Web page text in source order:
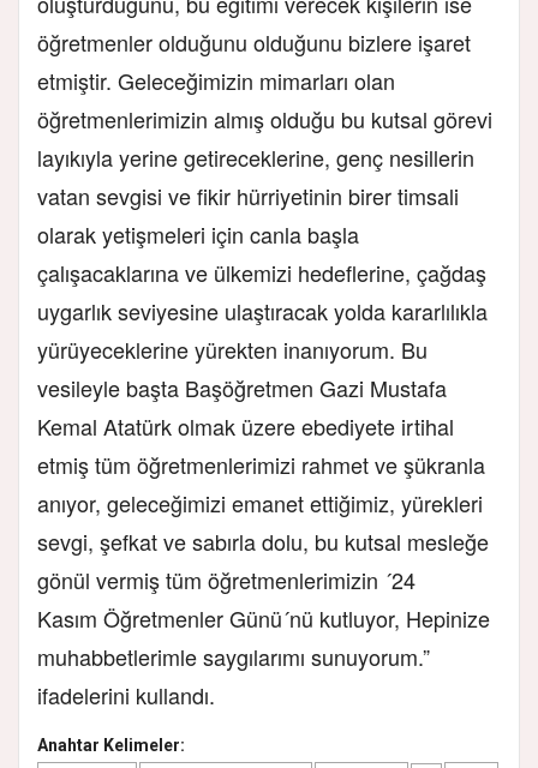
öğretmenler olduğunu olduğunu bizlere işaret
etmiştir. Geleceğimizin mimarları olan
öğretmenlerimizin almış olduğu bu kutsal görevi
layıkıyla yerine getireceklerine, genç nesillerin
vatan sevgisi ve fikir hürriyetinin birer timsali
olarak yetişmeleri için canla başla
çalışacaklarına ve ülkemizi hedeflerine, çağdaş
uygarlık seviyesine ulaştıracak yolda kararlılıkla
yürüyeceklerine yürekten inanıyorum. Bu
vesileyle başta Başöğretmen Gazi Mustafa
Kemal Atatürk olmak üzere ebediyete irtihal
etmiş tüm öğretmenlerimizi rahmet ve şükranla
anıyor, geleceğimizi emanet ettiğimiz, yürekleri
sevgi, şefkat ve sabırla dolu, bu kutsal mesleğe
gönül vermiş tüm öğretmenlerimizin ´24
Kasım Öğretmenler Günü´nü kutluyor, Hepinize
muhabbetlerimle saygılarımı sunuyorum.”
ifadelerini kullandı.
Anahtar Kelimeler: